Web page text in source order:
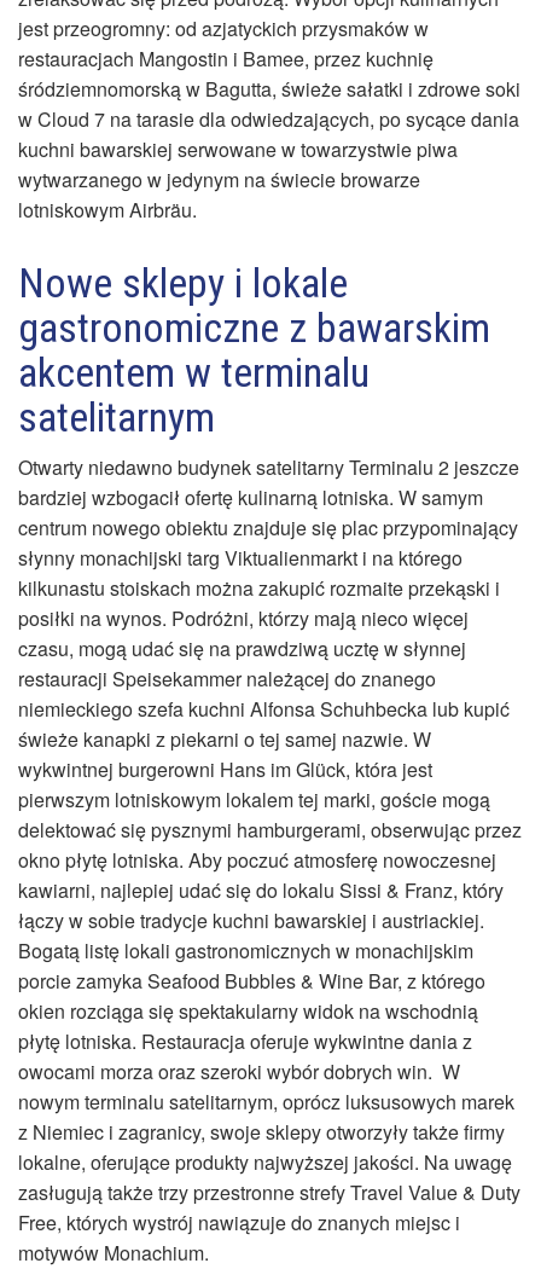
jest przeogromny: od azjatyckich przysmaków w
restauracjach Mangostin i Bamee, przez kuchnię
śródziemnomorską w Bagutta, świeże sałatki i zdrowe soki
w Cloud 7 na tarasie dla odwiedzających, po sycące dania
kuchni bawarskiej serwowane w towarzystwie piwa
wytwarzanego w jedynym na świecie browarze
lotniskowym Airbräu.
Nowe sklepy i lokale
gastronomiczne z bawarskim
akcentem w terminalu
satelitarnym
Otwarty niedawno budynek satelitarny Terminalu 2 jeszcze
bardziej wzbogacił ofertę kulinarną lotniska. W samym
centrum nowego obiektu znajduje się plac przypominający
słynny monachijski targ Viktualienmarkt i na którego
kilkunastu stoiskach można zakupić rozmaite przekąski i
posiłki na wynos. Podróżni, którzy mają nieco więcej
czasu, mogą udać się na prawdziwą ucztę w słynnej
restauracji Speisekammer należącej do znanego
niemieckiego szefa kuchni Alfonsa Schuhbecka lub kupić
świeże kanapki z piekarni o tej samej nazwie. W
wykwintnej burgerowni Hans im Glück, która jest
pierwszym lotniskowym lokalem tej marki, goście mogą
delektować się pysznymi hamburgerami, obserwując przez
okno płytę lotniska. Aby poczuć atmosferę nowoczesnej
kawiarni, najlepiej udać się do lokalu Sissi & Franz, który
łączy w sobie tradycje kuchni bawarskiej i austriackiej.
Bogatą listę lokali gastronomicznych w monachijskim
porcie zamyka Seafood Bubbles & Wine Bar, z którego
okien rozciąga się spektakularny widok na wschodnią
płytę lotniska. Restauracja oferuje wykwintne dania z
owocami morza oraz szeroki wybór dobrych win. W
nowym terminalu satelitarnym, oprócz luksusowych marek
z Niemiec i zagranicy, swoje sklepy otworzyły także firmy
lokalne, oferujące produkty najwyższej jakości. Na uwagę
zasługują także trzy przestronne strefy Travel Value & Duty
Free, których wystrój nawiązuje do znanych miejsc i
motywów Monachium.